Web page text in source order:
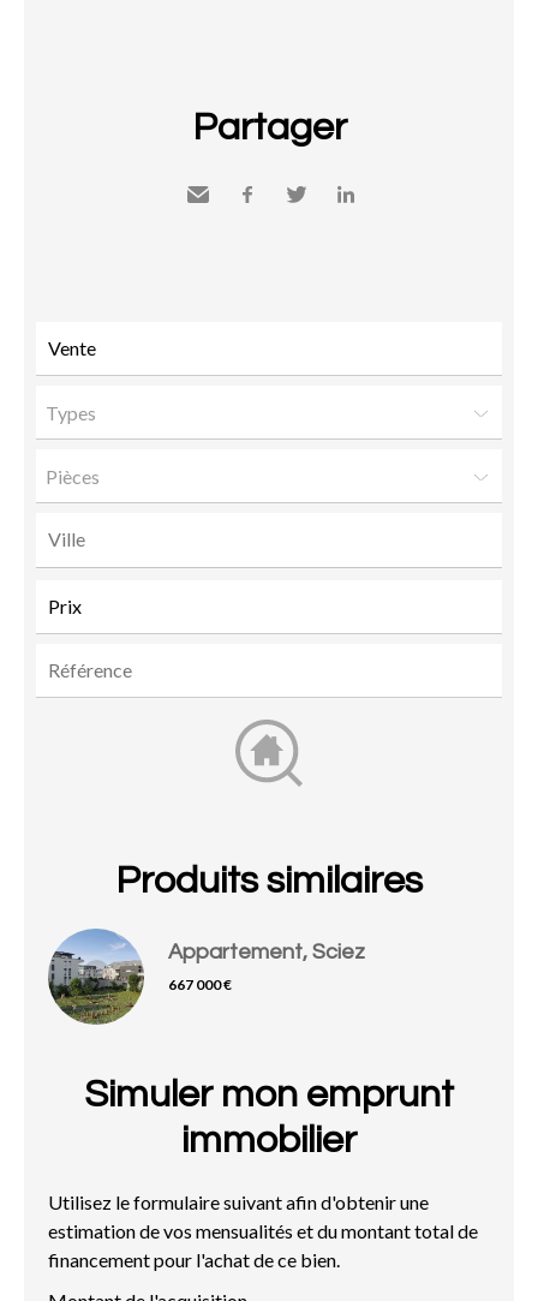
Partager
Types
Pièces
Produits similaires
Appartement, Sciez
667 000 €
Simuler mon emprunt
immobilier
Utilisez le formulaire suivant afin d'obtenir une
estimation de vos mensualités et du montant total de
financement pour l'achat de ce bien.